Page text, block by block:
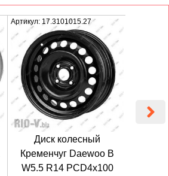
Артикул: 17.3101015.27
Диск колесный
Кременчуг Daewoo B
W5.5 R14 PCD4x100